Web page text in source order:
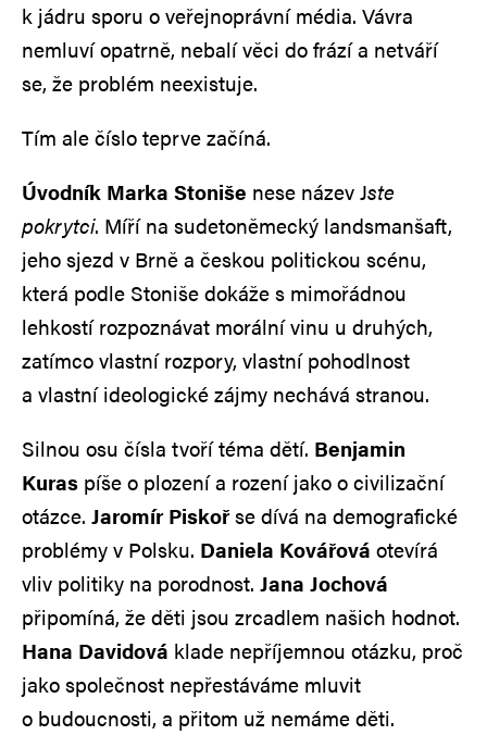
k jádru sporu o veřejnoprávní média. Vávra
nemluví opatrně, nebalí věci do frází a netváří
se, že problém neexistuje.
Tím ale číslo teprve začíná.
Úvodník Marka Stoniše nese název Jste
pokrytci. Míří na sudetoněmecký landsmanšaft,
jeho sjezd v Brně a českou politickou scénu,
která podle Stoniše dokáže s mimořádnou
lehkostí rozpoznávat morální vinu u druhých,
zatímco vlastní rozpory, vlastní pohodlnost
a vlastní ideologické zájmy nechává stranou.
Silnou osu čísla tvoří téma dětí. Benjamin
Kuras píše o plození a rození jako o civilizační
otázce. Jaromír Piskořse dívá na demografické
problémy v Polsku. Daniela Kovářová otevírá
vliv politiky na porodnost. Jana Jochová
připomíná, že děti jsou zrcadlem našich hodnot.
Hana Davidová klade nepříjemnou otázku, proč
jako společnost nepřestáváme mluvit
o budoucnosti, a přitom už nemáme děti.